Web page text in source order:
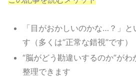
「目がおかしいのかな…？」
す（多くは“正常な錯視”です）
“脳がどう勘違いするのか”が
整理できます